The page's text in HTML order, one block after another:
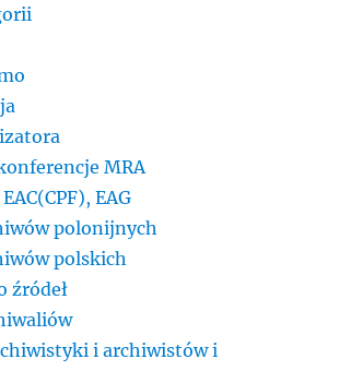
MRA
EAG
polonijnych
polskich
źródeł
i archiwistów i